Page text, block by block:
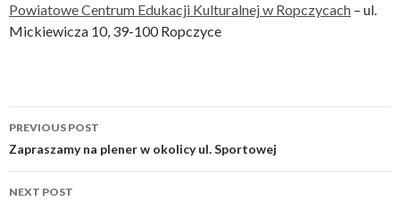
Powiatowe Centrum Edukacji Kulturalnej w Ropczycach – ul.
Mickiewicza 10, 39-100 Ropczyce
Post
navigation
PREVIOUS POST
Zapraszamy na plener w okolicy ul. Sportowej
NEXT POST